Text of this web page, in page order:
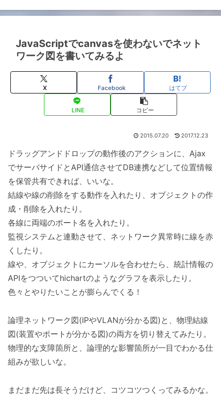
JavaScriptでcanvasを使わないでネット
ワーク図を書いてみるよ
X Facebook はてブ
LINE コピー
2015.07.20 2017.12.23
ドラッグアンドドロップの動作後のアクションに、Ajax
でサーバサイドとAPI通信させてDB連携などして位置情報
を保管共有できれば、いいな。
結線や線の削除をする動作を入れたり、オブジェクトの作
成・削除を入れたり。
各線に両端のポート名を入れたり。
監視システムと連動させて、ネットワーク異常時に線を赤
くしたり。
線や、オブジェクトにカーソルを合わせたら、統計情報の
APIをつついてhichartのようなグラフを表示したり。
色々とやりたいことが膨らんでくる！
論理ネットワーク図(IPやVLANが分かる図)と、物理結線
図(装置やポートが分かる図)の両方を切り替えてみたり。
物理的な支障箇所と、論理的な影響箇所が一目でわかる仕
組みが欲しいな。
まだまだ先は長そうだけど、コツコツつくってみるかな。